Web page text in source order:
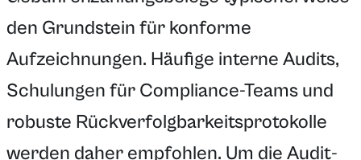
den Grundstein für konforme
Aufzeichnungen. Häufige interne Audits,
Schulungen für Compliance-Teams und
robuste Rückverfolgbarkeitsprotokolle
werden daher empfohlen. Um die Audit-